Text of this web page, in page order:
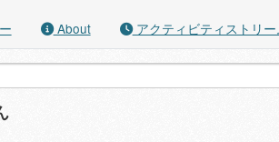
About アクティビティストリー